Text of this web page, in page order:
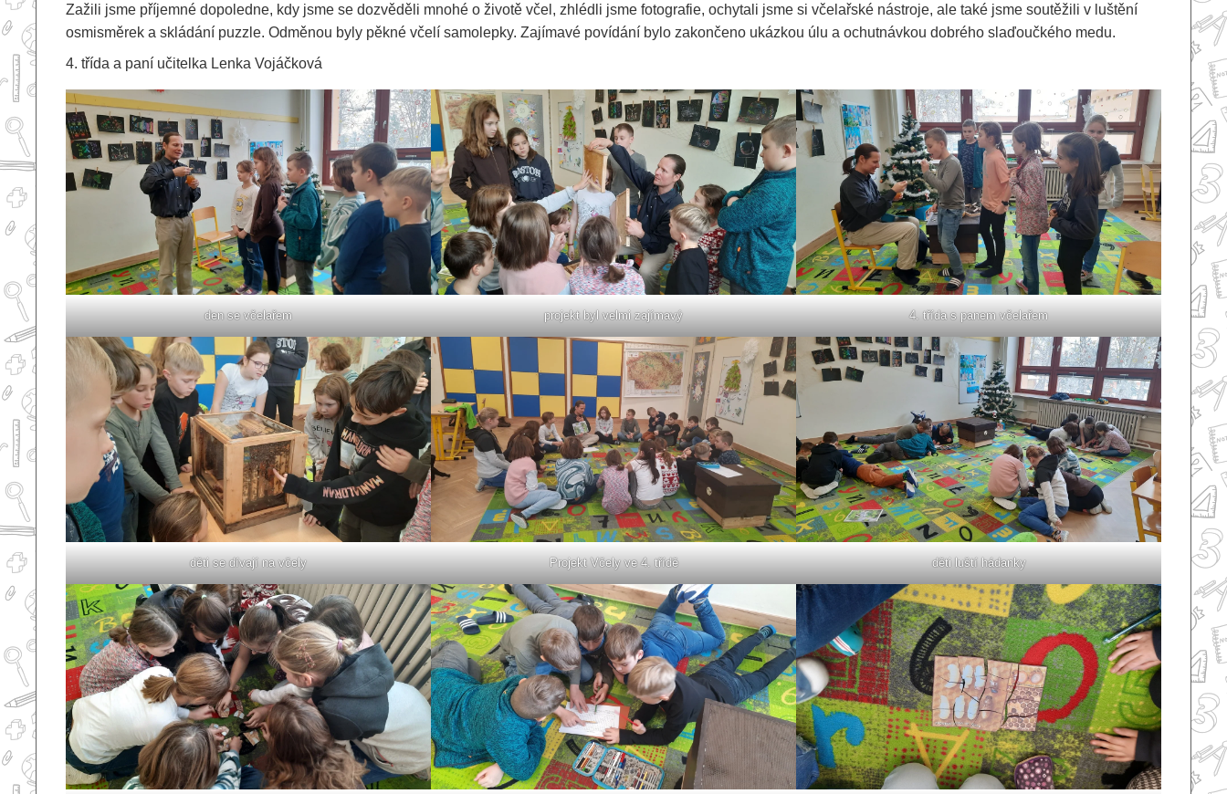
Zažili jsme příjemné dopoledne, kdy jsme se dozvěděli mnohé o životě včel, zhlédli jsme fotografie, ochytali jsme si včelařské nástroje, ale také jsme soutěžili v luštění
osmisměrek a skládání puzzle. Odměnou byly pěkné včelí samolepky. Zajímavé povídání bylo zakončeno ukázkou úlu a ochutnávkou dobrého slaďoučkého medu.
4. třída a paní učitelka Lenka Vojáčková
den se včelařem projekt byl velmi zajímavý 4. třída s panem včelařem
děti se dívají na včely Projekt Včely ve 4. třídě děti luští hádanky